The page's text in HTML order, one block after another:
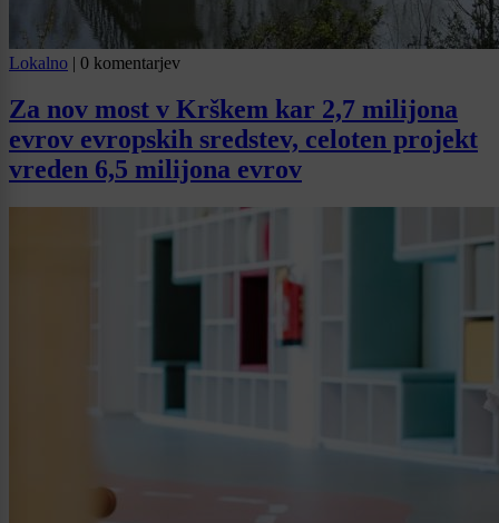
Lokalno | 0 komentarjev
Za nov most v Krškem kar 2,7 milijona
evrov evropskih sredstev, celoten projekt
vreden 6,5 milijona evrov